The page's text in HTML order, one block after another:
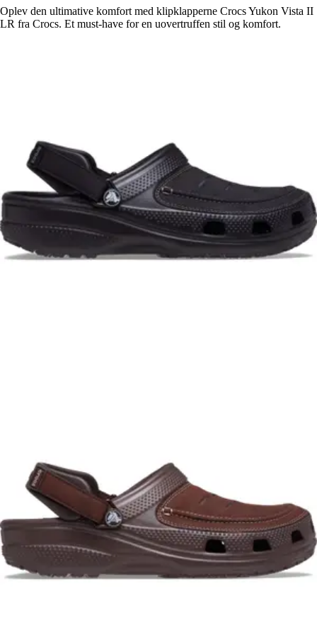
Oplev den ultimative komfort med klipklapperne Crocs Yukon Vista II
LR fra Crocs. Et must-have for en uovertruffen stil og komfort.